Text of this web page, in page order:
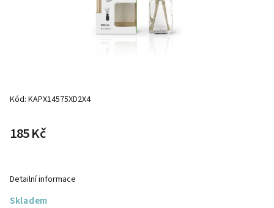
Kód: KAPX14575XD2X4
185 Kč
Skladem
Detailní informace